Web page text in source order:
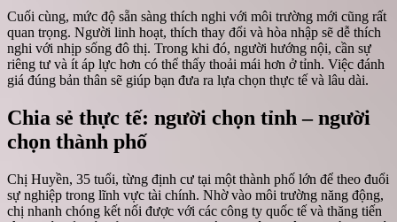
Cuối cùng, mức độ sẵn sàng thích nghi với môi trường mới cũng rất
quan trọng. Người linh hoạt, thích thay đổi và hòa nhập sẽ dễ thích
nghi với nhịp sống đô thị. Trong khi đó, người hướng nội, cần sự
riêng tư và ít áp lực hơn có thể thấy thoải mái hơn ở tỉnh. Việc đánh
giá đúng bản thân sẽ giúp bạn đưa ra lựa chọn thực tế và lâu dài.
Chia sẻ thực tế: người chọn tỉnh – người
chọn thành phố
Chị Huyền, 35 tuổi, từng định cư tại một thành phố lớn để theo đuổi
sự nghiệp trong lĩnh vực tài chính. Nhờ vào môi trường năng động,
chị nhanh chóng kết nối được với các công ty quốc tế và thăng tiến